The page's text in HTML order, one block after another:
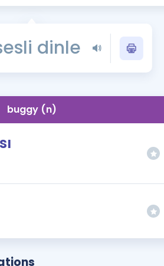
YDS - YÖKDİL
İngilizce Gramer
dinle
buggy (n)